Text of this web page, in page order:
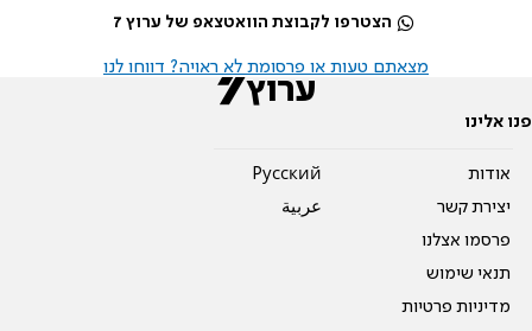
הצטרפו לקבוצת הוואטצאפ של ערוץ 7
מצאתם טעות או פרסומת לא ראויה? דווחו לנו
פנו אלינו
אודות
יצירת קשר
פרסמו אצלנו
תנאי שימוש
מדיניות פרטיות
Pусский
عربية